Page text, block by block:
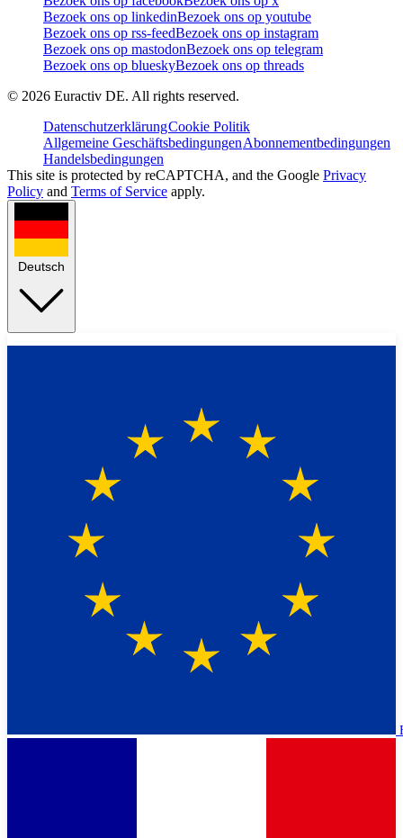
Bezoek ons op linkedinBezoek ons op youtube
Bezoek ons op rss-feedBezoek ons op instagram
Bezoek ons op mastodonBezoek ons op telegram
Bezoek ons op blueskyBezoek ons op threads
© 2026 Euractiv DE. All rights reserved.
DatenschutzerklärungCookie Politik
Allgemeine GeschäftsbedingungenAbonnementbedingungen
Handelsbedingungen
This site is protected by reCAPTCHA, and the Google Privacy
Policy and Terms of Service apply.
Deutsch